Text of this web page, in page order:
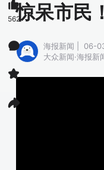
惊呆市民！
海报新闻 | 06-
大众新闻·海报新
562